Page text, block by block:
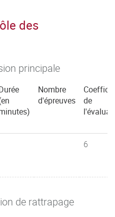
des
principale
Nombre
d'épreuves
de
6
de rattrapage